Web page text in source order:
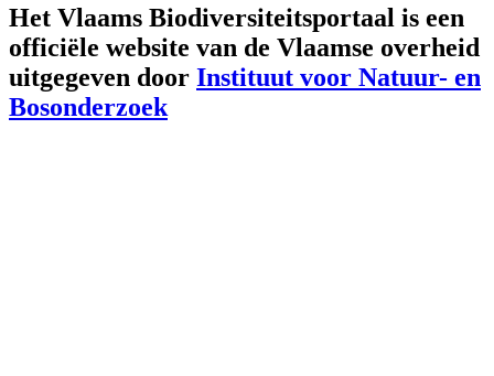
Het Vlaams Biodiversiteitsportaal is een
officiële website van de Vlaamse overheid
uitgegeven door Instituut voor Natuur- en
Bosonderzoek